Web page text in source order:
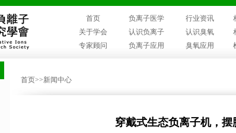
首页 负离子医学 行业资讯
关于学会
认识负离子 认识臭氧
专家顾问
负离子应用 臭氧应用
首页>>新闻中心
穿戴式生态负离子机，